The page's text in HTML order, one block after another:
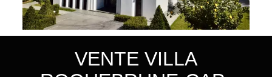
VENTE VILLA